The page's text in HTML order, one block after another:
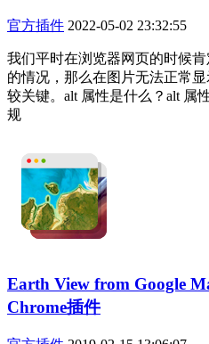
官方插件 2022-05-02 23:32:55
我们平时在浏览器网页的时候
的情况，那么在图片无法正常
较关键。alt 属性是什么？alt 属
规
Earth View from Google
Chrome插件